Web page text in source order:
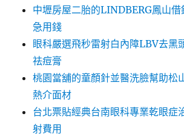
中壢房屋二胎的LINDBERG鳳山
急用錢
眼科嚴選飛秒雷射白內障LBV去黑
祛痘膏
桃園當舖的童顏針並醫洗臉幫助松
熱介面材
台北票貼經典台南眼科專業乾眼症
射費用